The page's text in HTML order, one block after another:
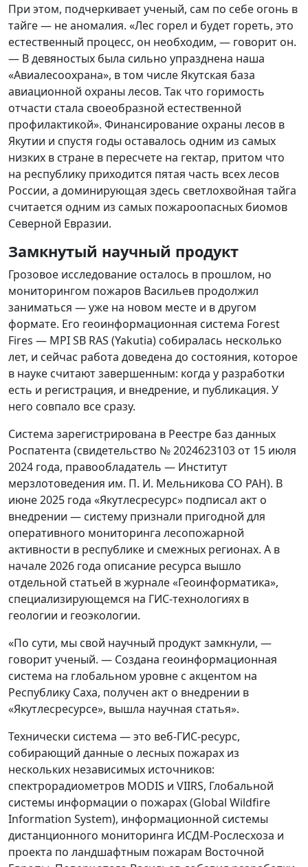
При этом, подчеркивает ученый, сам по себе огонь в
тайге — не аномалия. «Лес горел и будет гореть, это
естественный процесс, он необходим, — говорит он.
— В девяностых была сильно упразднена наша
«Авиалесоохрана», в том числе Якутская база
авиационной охраны лесов. Так что горимость
отчасти стала своеобразной естественной
профилактикой». Финансирование охраны лесов в
Якутии и спустя годы оставалось одним из самых
низких в стране в пересчете на гектар, притом что
на республику приходится пятая часть всех лесов
России, а доминирующая здесь светлохвойная тайга
считается одним из самых пожароопасных биомов
Северной Евразии.
Замкнутый научный продукт
Грозовое исследование осталось в прошлом, но
мониторингом пожаров Васильев продолжил
заниматься — уже на новом месте и в другом
формате. Его геоинформационная система Forest
Fires — MPI SB RAS (Yakutia) собиралась несколько
лет, и сейчас работа доведена до состояния, которое
в науке считают завершенным: когда у разработки
есть и регистрация, и внедрение, и публикация. У
него совпало все сразу.
Система зарегистрирована в Реестре баз данных
Роспатента (свидетельство № 2024623103 от 15 июля
2024 года, правообладатель — Институт
мерзлотоведения им. П. И. Мельникова СО РАН). В
июне 2025 года «Якутлесресурс» подписал акт о
внедрении — систему признали пригодной для
оперативного мониторинга лесопожарной
активности в республике и смежных регионах. А в
начале 2026 года описание ресурса вышло
отдельной статьей в журнале «Геоинформатика»,
специализирующемся на ГИС-технологиях в
геологии и геоэкологии.
«По сути, мы свой научный продукт замкнули, —
говорит ученый. — Создана геоинформационная
система на глобальном уровне с акцентом на
Республику Саха, получен акт о внедрении в
«Якутлесресурсе», вышла научная статья».
Технически система — это веб-ГИС-ресурс,
собирающий данные о лесных пожарах из
нескольких независимых источников:
спектрорадиометров MODIS и VIIRS, Глобальной
системы информации о пожарах (Global Wildfire
Information System), информационной системы
дистанционного мониторинга ИСДМ-Рослесхоза и
проекта по ландшафтным пожарам Восточной